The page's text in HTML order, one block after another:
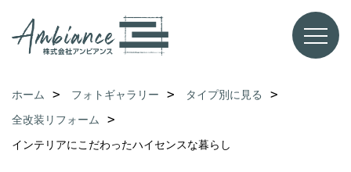
ホーム フォトギャラリー
タイプ別に見る
全改装リフォーム
インテリアにこだわったハイセンスな暮らし